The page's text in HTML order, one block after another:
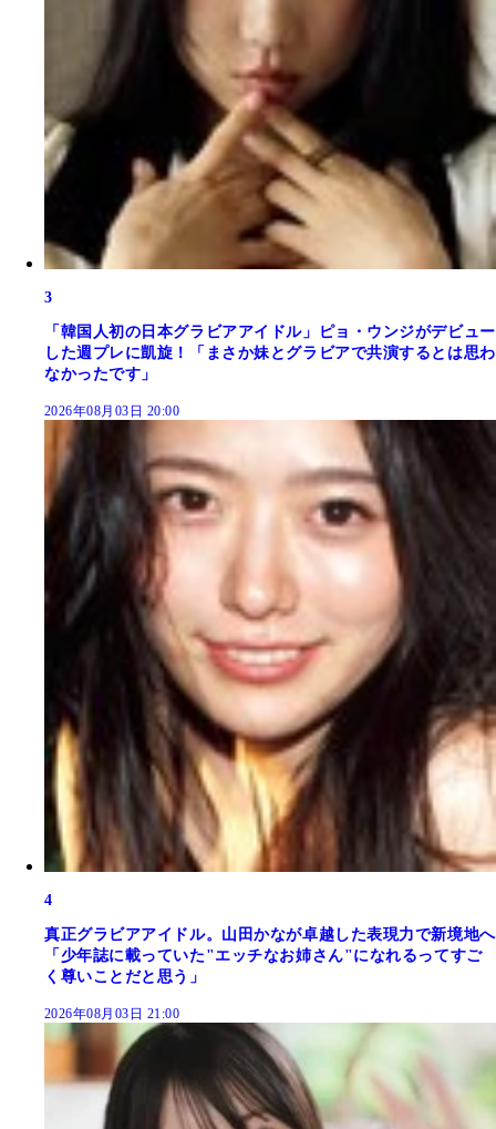
3
「韓国人初の日本グラビアアイドル」ピョ・ウンジがデビュー
した週プレに凱旋！「まさか妹とグラビアで共演するとは思わ
なかったです」
2026年08月03日 20:00
4
真正グラビアアイドル。山田かなが卓越した表現力で新境地へ
「少年誌に載っていた"エッチなお姉さん"になれるってすご
く尊いことだと思う」
2026年08月03日 21:00